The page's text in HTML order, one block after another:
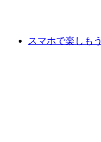
スマホで楽しもう